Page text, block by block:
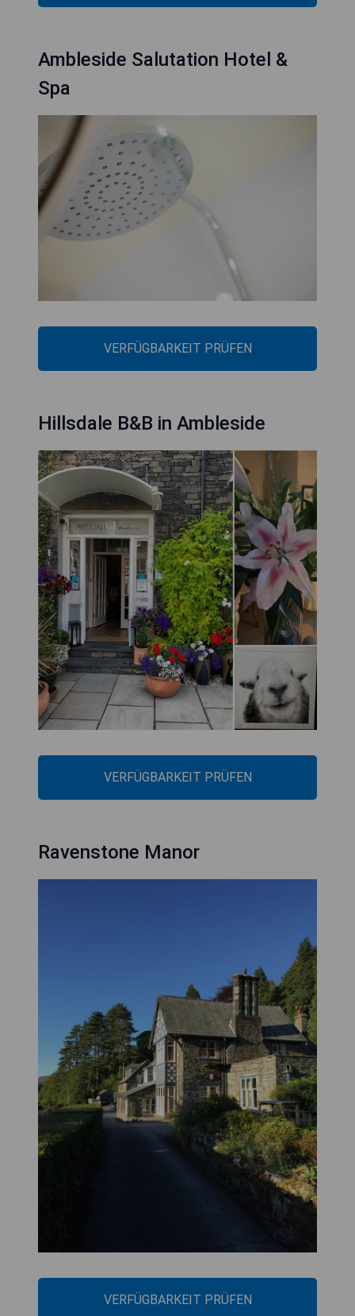
Ambleside Salutation Hotel &
Spa
VERFÜGBARKEIT PRÜFEN
Hillsdale B&B in Ambleside
VERFÜGBARKEIT PRÜFEN
Ravenstone Manor
VERFÜGBARKEIT PRÜFEN